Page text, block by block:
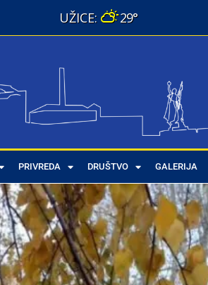
29°
PRIVREDA DRUŠTVO GALERIJA